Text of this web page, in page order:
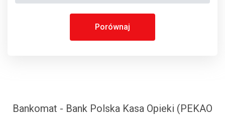
Porównaj
Bankomat - Bank Polska Kasa Opieki (PEKAO